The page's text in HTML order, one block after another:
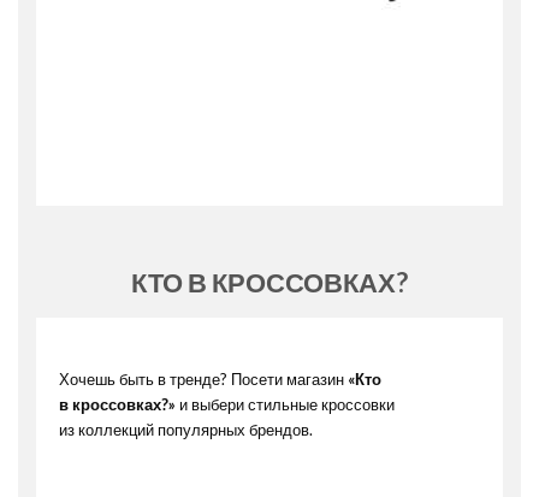
КТО В КРОССОВКАХ?
Хочешь быть в тренде? Посети магазин «Кто
в кроссовках?» и выбери стильные кроссовки
из коллекций популярных брендов.